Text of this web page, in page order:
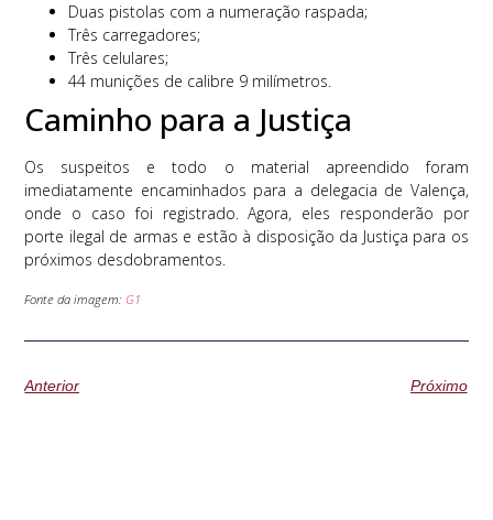
Duas pistolas com a numeração raspada;
Três carregadores;
Três celulares;
44 munições de calibre 9 milímetros.
Caminho para a Justiça
Os suspeitos e todo o material apreendido foram
imediatamente encaminhados para a delegacia de Valença,
onde o caso foi registrado. Agora, eles responderão por
porte ilegal de armas e estão à disposição da Justiça para os
próximos desdobramentos.
Fonte da imagem: G1
Anterior Próximo